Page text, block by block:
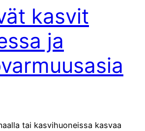
kasvit
ja
tai kasvihuoneissa kasvaa